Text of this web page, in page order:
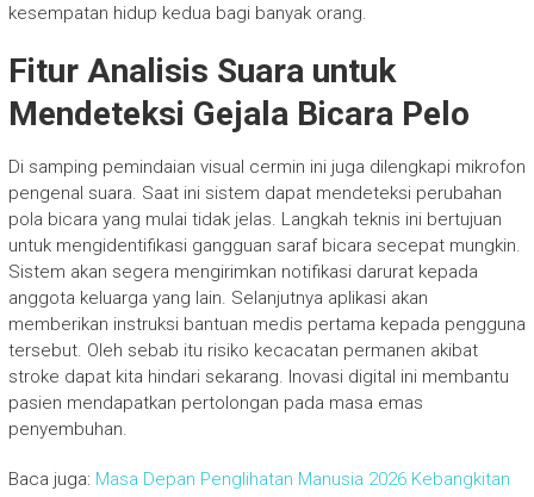
kesempatan hidup kedua bagi banyak orang.
Fitur Analisis Suara untuk
Mendeteksi Gejala Bicara Pelo
Di samping pemindaian visual cermin ini juga dilengkapi mikrofon
pengenal suara. Saat ini sistem dapat mendeteksi perubahan
pola bicara yang mulai tidak jelas. Langkah teknis ini bertujuan
untuk mengidentifikasi gangguan saraf bicara secepat mungkin.
Sistem akan segera mengirimkan notifikasi darurat kepada
anggota keluarga yang lain. Selanjutnya aplikasi akan
memberikan instruksi bantuan medis pertama kepada pengguna
tersebut. Oleh sebab itu risiko kecacatan permanen akibat
stroke dapat kita hindari sekarang. Inovasi digital ini membantu
pasien mendapatkan pertolongan pada masa emas
penyembuhan.
Baca juga: Masa Depan Penglihatan Manusia 2026 Kebangkitan